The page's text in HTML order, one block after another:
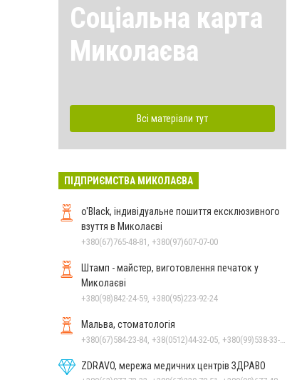
Соціальна карта
Миколаєва
Всі матеріали тут
ПІДПРИЄМСТВА МИКОЛАЄВА
o'Black, індивідуальне пошиття ексклюзивного
взуття в Миколаєві
+380(67)765-48-81, +380(97)607-07-00
Штамп - майстер, виготовлення печаток у
Миколаєві
+380(98)842-24-59, +380(95)223-92-24
Мальва, стоматологія
ZDRAVO, мережа медичних центрів ЗДРАВО